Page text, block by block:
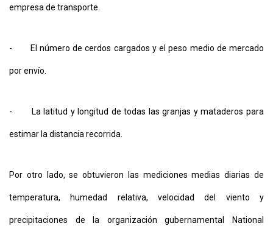
empresa de transporte.
- El número de cerdos cargados y el peso medio de mercado
por envío.
- La latitud y longitud de todas las granjas y mataderos para
estimar la distancia recorrida.
Por otro lado, se obtuvieron las mediciones medias diarias de
temperatura, humedad relativa, velocidad del viento y
precipitaciones de la organización gubernamental National